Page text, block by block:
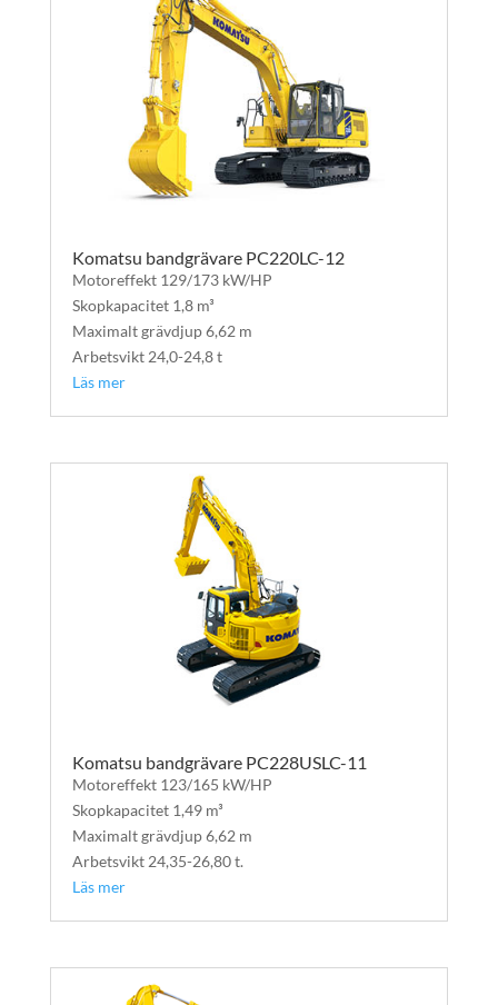
Komatsu bandgrävare PC220LC-12
Motoreffekt 129/173 kW/HP
Skopkapacitet 1,8 m³
Maximalt grävdjup 6,62 m
Arbetsvikt 24,0-24,8 t
Läs mer
Komatsu bandgrävare PC228USLC-11
Motoreffekt 123/165 kW/HP
Skopkapacitet 1,49 m³
Maximalt grävdjup 6,62 m
Arbetsvikt 24,35-26,80 t.
Läs mer